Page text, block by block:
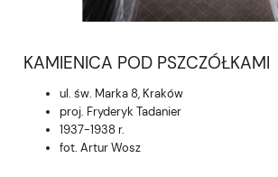
KAMIENICA POD PSZCZÓŁKAMI
ul. św. Marka 8, Kraków
proj. Fryderyk Tadanier
1937-1938 r.
fot. Artur Wosz